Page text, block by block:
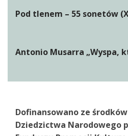
Pod tlenem – 55 sonetów
Antonio Musarra „Wyspa,
Dofinansowano ze
Dziedzictwa Narodowego